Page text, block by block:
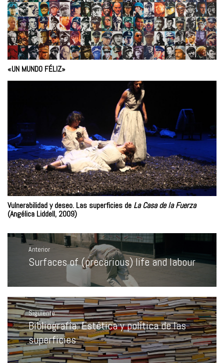
«UN MUNDO FÉLIZ»
Vulnerabilidad y deseo. Las superficies de La Casa de la Fuerza
(Angélica Liddell, 2009)
Navegación
entradas
Anterior
Entrada
Surfaces of (precarious) life and labour
Siguiente
Entrada
siguiente:
Bibliografía: Estética y política de las
superficies